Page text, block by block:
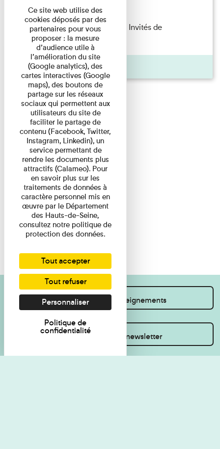
Lecture
Fanny Taillandier – Foudres Les Invités de
l’Imprimerie n°6 Lecture ...
Pages
Je souhaite des renseignements
Inscrivez-vous à la newsletter
Ce site web utilise des
cookies déposés par des
partenaires pour vous
proposer : la mesure
d’audience utile à
l’amélioration du site
(Google analytics), des
cartes interactives (Google
maps), des boutons de
partage sur les réseaux
sociaux qui permettent aux
utilisateurs du site de
faciliter le partage de
contenu (Facebook, Twitter,
Instagram, Linkedin), un
service permettant de
rendre les documents plus
attractifs (Calameo). Pour
en savoir plus sur les
traitements de données à
caractère personnel mis en
œuvre par le Département
des Hauts-de-Seine,
consultez notre politique de
protection des données.
Tout accepter
Tout refuser
Personnaliser
Politique de
confidentialité